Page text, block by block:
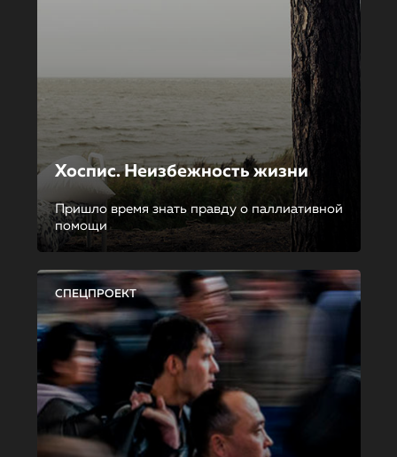
Хоспис. Неизбежность жизни
Пришло время знать правду о паллиативной
помощи
СПЕЦПРОЕКТ